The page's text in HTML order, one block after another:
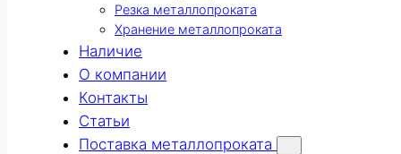
Резка металлопроката
Хранение металлопроката
Наличие
О компании
Контакты
Статьи
Поставка металлопроката